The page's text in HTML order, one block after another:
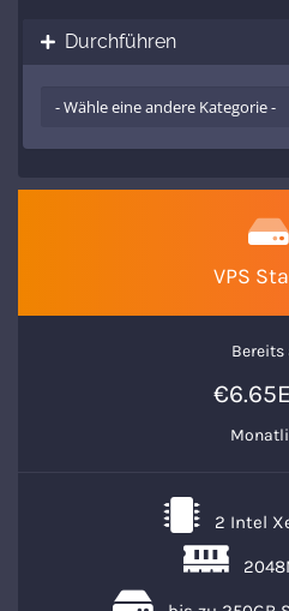
Durchführen
VPS
Bereits
2 Intel